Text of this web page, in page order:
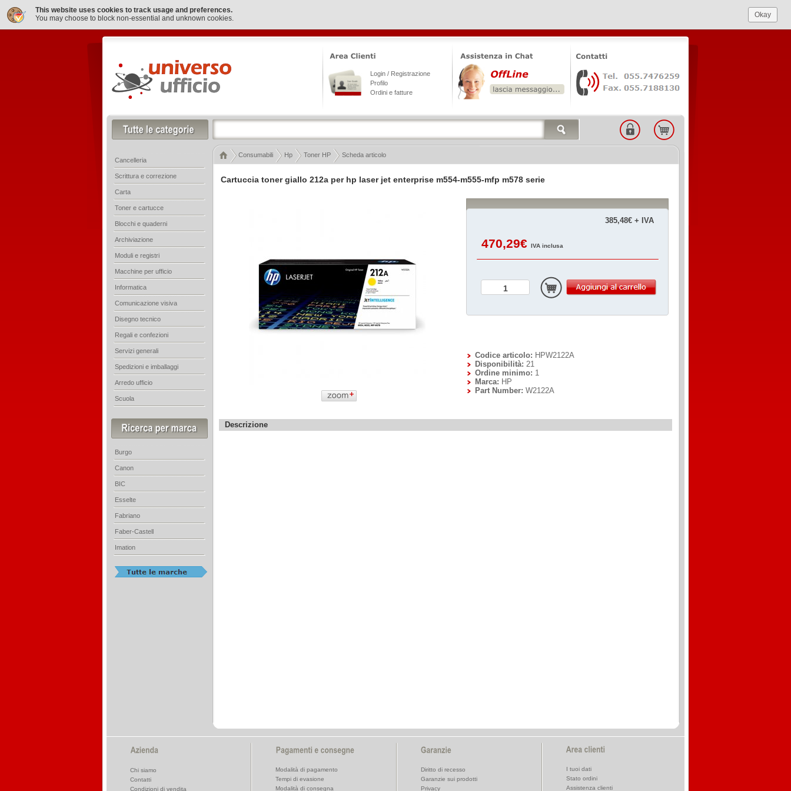
This website uses cookies to track usage and preferences.
You may choose to block non-essential and unknown cookies.
Okay
Cartuccia toner giallo 212a per hp laser jet enterprise m554-m555-mfp m578 serie
Descrizione
385,48€ + IVA
470,29€ IVA inclusa
Codice articolo: HPW2122A
Disponibilità: 21
Ordine minimo: 1
Marca: HP
Part Number: W2122A
Login / Registrazione
Profilo
Ordini e fatture
Consumabili Hp Toner HP Scheda articolo
Cancelleria
Scrittura e correzione
Carta
Toner e cartucce
Blocchi e quaderni
Archiviazione
Moduli e registri
Macchine per ufficio
Informatica
Comunicazione visiva
Disegno tecnico
Regali e confezioni
Servizi generali
Spedizioni e imballaggi
Arredo ufficio
Scuola
Burgo
Canon
BIC
Esselte
Fabriano
Faber-Castell
Imation
Chi siamo
Contatti
Condizioni di vendita
Modalità di pagamento
Tempi di evasione
Modalità di consegna
Diritto di recesso
Garanzie sui prodotti
Privacy
I tuoi dati
Stato ordini
Assistenza clienti